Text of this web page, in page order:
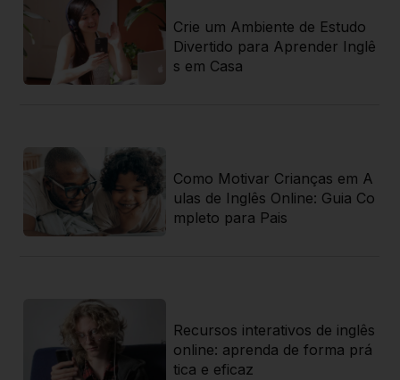
Crie um Ambiente de Estudo
Divertido para Aprender Inglê
s em Casa
Como Motivar Crianças em A
ulas de Inglês Online: Guia Co
mpleto para Pais
Recursos interativos de inglês
online: aprenda de forma prá
tica e eficaz